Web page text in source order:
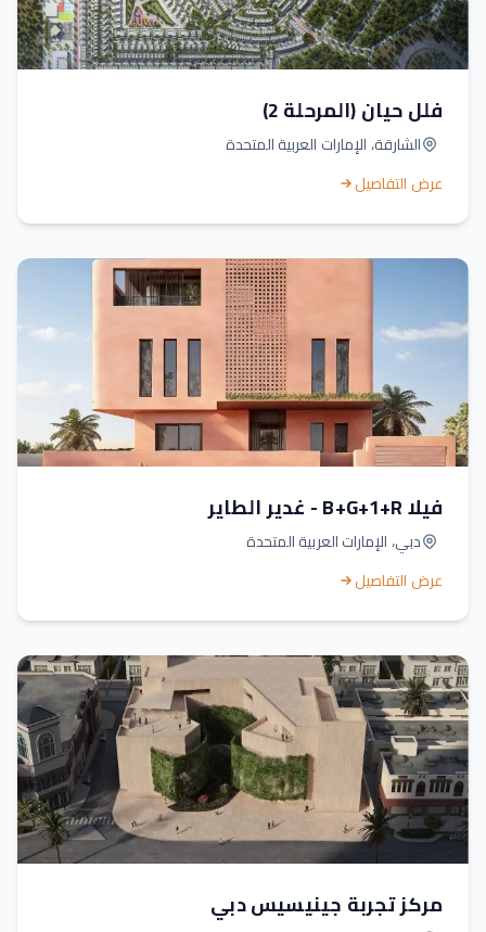
فلل حيان (المرحلة 2)
الشارقة، الإمارات العربية المتحدة
عرض التفاصيل
فيلا B+G+1+R - غدير الطاير
دبي، الإمارات العربية المتحدة
عرض التفاصيل
مركز تجربة جينيسيس دبي